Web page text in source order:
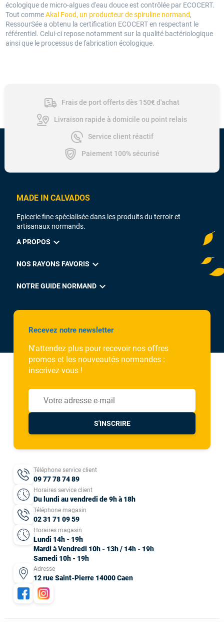
écologique de micro-algues d'eau douce est contrôlée par ECOCERT.
Tout commeAkal Food, un producteur de spiruline normand,
RessourSée a obtenu la certification ECOCERT en respectant le
référentiel. Celui-ci repose notamment sur la qualité bactériologique
ainsi que le processus de fabrication écologique.
Frais de port offerts dès 150€ d'achat
Livraison rapide à domicile ou point relais
Service client réactif
Paiement 100% sécurisé
MADE IN CALVADOS
Epicerie fine spécialisée dans les produits du terroir et
artisanaux normands.
A PROPOS expand_more
NOS RAYONS FAVORIS expand_more
NOTRE GUIDE NORMAND expand_more
Recevez notre newsletter
N'attendez plus pour recevoir nos offres
promos et les nouveautés normandes :
inscrivez-vous !
S'INSCRIRE
Téléphone service client
09 77 78 74 89
Horaires service client
Du lundi au vendredi de 9h à 18h
Téléphone magasin
02 31 71 09 59
Horaires magasin
Lundi 14h - 19h
Mardi à Vendredi 10h - 13h / 14h - 19h
Samedi 10h - 19h
Adresse
12 rue Saint-Pierre 14000 Caen